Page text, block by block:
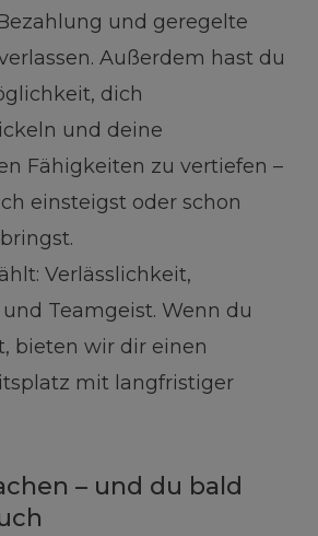
und geregelte
Außerdem hast du
dich
und deine
Fähigkeiten zu vertiefen –
einsteigst oder schon
Verlässlichkeit,
Teamgeist. Wenn du
bieten wir dir einen
mit langfristiger
– und du bald